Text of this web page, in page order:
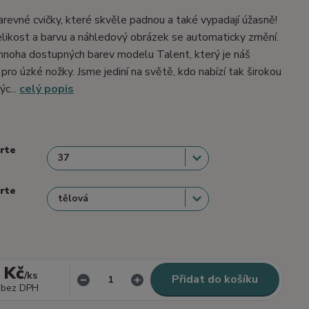
cvičky, které skvěle padnou a také vypadají úžasně!
a barvu a náhledový obrázek se automaticky změní.
dostupných barev modelu Talent, který je náš
úzké nožky. Jsme jediní na světě, kdo nabízí tak širokou
celý popis
/ks
bez DPH
Přidat do košíku